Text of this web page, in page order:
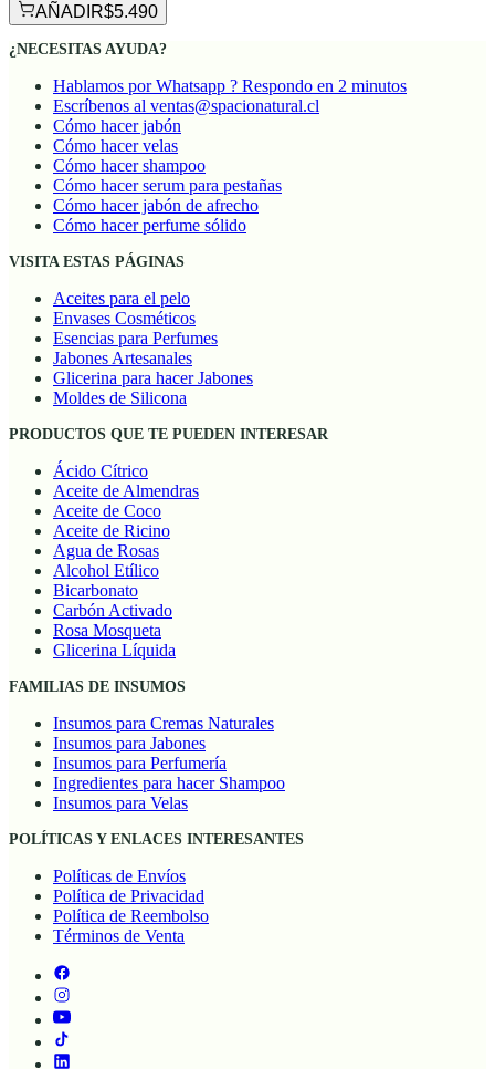
AÑADIR$5.490
¿NECESITAS AYUDA?
Hablamos por Whatsapp ? Respondo en 2 minutos
Escríbenos al ventas@spacionatural.cl
Cómo hacer jabón
Cómo hacer velas
Cómo hacer shampoo
Cómo hacer serum para pestañas
Cómo hacer jabón de afrecho
Cómo hacer perfume sólido
VISITA ESTAS PÁGINAS
Aceites para el pelo
Envases Cosméticos
Esencias para Perfumes
Jabones Artesanales
Glicerina para hacer Jabones
Moldes de Silicona
PRODUCTOS QUE TE PUEDEN INTERESAR
Ácido Cítrico
Aceite de Almendras
Aceite de Coco
Aceite de Ricino
Agua de Rosas
Alcohol Etílico
Bicarbonato
Carbón Activado
Rosa Mosqueta
Glicerina Líquida
FAMILIAS DE INSUMOS
Insumos para Cremas Naturales
Insumos para Jabones
Insumos para Perfumería
Ingredientes para hacer Shampoo
Insumos para Velas
POLÍTICAS Y ENLACES INTERESANTES
Políticas de Envíos
Política de Privacidad
Política de Reembolso
Términos de Venta